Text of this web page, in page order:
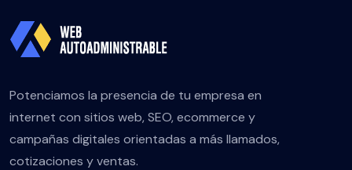
Potenciamos la presencia de tu empresa en
internet con sitios web, SEO, ecommerce y
campañas digitales orientadas a más llamados,
cotizaciones y ventas.